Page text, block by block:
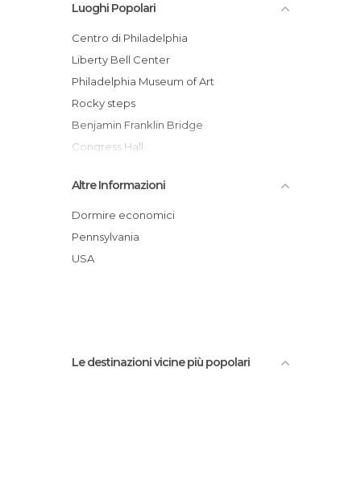
Piazze a Filadelfia
Vie a Filadelfia
Luoghi Popolari
Centro di Philadelphia
Liberty Bell Center
Philadelphia Museum of Art
Rocky steps
Benjamin Franklin Bridge
Congress Hall
Market Street a Philadelphia
National Constitution Center
Reading Terminal Market
30Th Street station
Altre Informazioni
Dormire economici
Pennsylvania
USA
Le destinazioni vicine più popolari